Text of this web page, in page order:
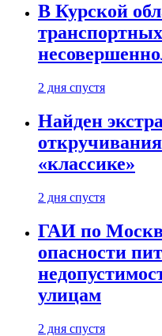
В Курской
2 дня спустя
Найден
«классике»
2 дня спустя
ГАИ по
опасности
улицам
2 дня спустя